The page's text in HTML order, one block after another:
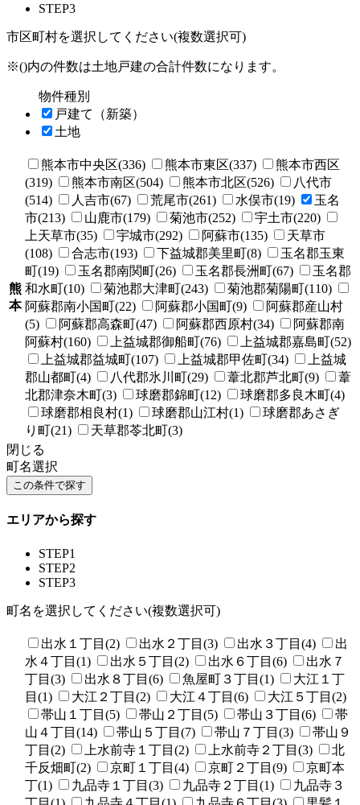
STEP3
市区町村を選択してください(複数選択可)
※()内の件数は土地戸建の合計件数になります。
物件種別
戸建て（新築）
土地
熊
本
熊本市中央区(336) 熊本市東区(337)
熊本市西区
(319)
熊本市南区(504) 熊本市北区(526)
八代市
(514)
人吉市(67) 荒尾市(261) 水俣市(19)
玉名
市(213)
山鹿市(179) 菊池市(252)
宇土市(220)
上天草市(35)
宇城市(292) 阿蘇市(135)
天草市
(108)
合志市(193) 下益城郡美里町(8)
玉名郡玉東
町(19)
玉名郡南関町(26) 玉名郡長洲町(67)
玉名郡
和水町(10)
菊池郡大津町(243)
菊池郡菊陽町(110)
阿蘇郡南小国町(22)
阿蘇郡小国町(9)
阿蘇郡産山村
(5)
阿蘇郡高森町(47) 阿蘇郡西原村(34)
阿蘇郡南
阿蘇村(160)
上益城郡御船町(76)
上益城郡嘉島町(52)
上益城郡益城町(107)
上益城郡甲佐町(34)
上益城
郡山都町(4)
八代郡氷川町(29) 葦北郡芦北町(9)
葦
北郡津奈木町(3)
球磨郡錦町(12)
球磨郡多良木町(4)
球磨郡相良村(1)
球磨郡山江村(1)
球磨郡あさぎ
り町(21)
天草郡苓北町(3)
閉じる
町名選択
エリアから探す
STEP1
STEP2
STEP3
町名を選択してください(複数選択可)
出水１丁目(2) 出水２丁目(3) 出水３丁目(4)
出
水４丁目(1)
出水５丁目(2) 出水６丁目(6)
出水７
丁目(3)
出水８丁目(6) 魚屋町３丁目(1)
大江１丁
目(1)
大江２丁目(2) 大江４丁目(6)
大江５丁目(2)
帯山１丁目(5)
帯山２丁目(5) 帯山３丁目(6)
帯
山４丁目(14)
帯山５丁目(7) 帯山７丁目(3)
帯山９
丁目(2)
上水前寺１丁目(2) 上水前寺２丁目(3)
北
千反畑町(2)
京町１丁目(4) 京町２丁目(9)
京町本
丁(1)
九品寺１丁目(3) 九品寺２丁目(1)
九品寺３